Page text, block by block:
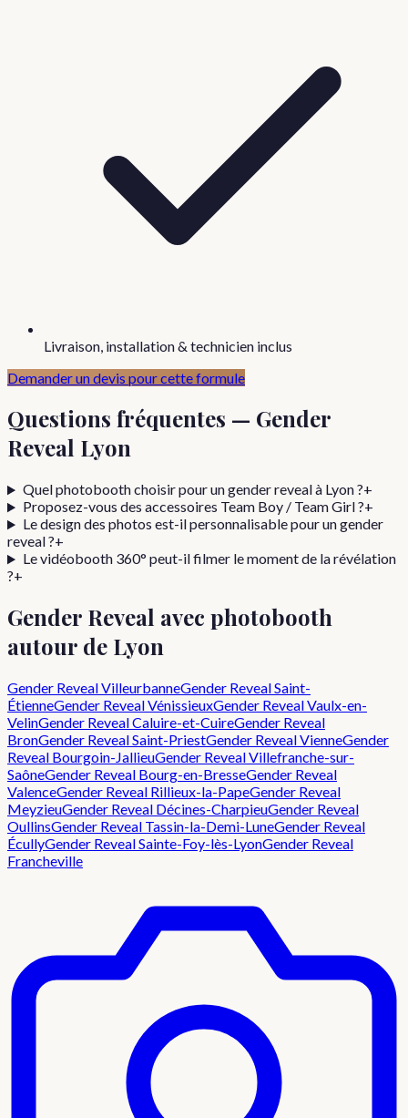
Livraison, installation & technicien inclus
Demander un devis pour cette formule
Questions fréquentes — Gender
Reveal Lyon
Quel photobooth choisir pour un gender reveal à Lyon ?+
Proposez-vous des accessoires Team Boy / Team Girl ?+
Le design des photos est-il personnalisable pour un gender
reveal ?+
Le vidéobooth 360° peut-il filmer le moment de la révélation
?+
Gender Reveal avec photobooth
autour de Lyon
Gender RevealVilleurbanneGender RevealSaint-
ÉtienneGender RevealVénissieuxGender RevealVaulx-en-
VelinGender RevealCaluire-et-CuireGender Reveal
BronGender RevealSaint-PriestGender RevealVienneGender
Reveal Bourgoin-JallieuGender RevealVillefranche-sur-
SaôneGender Reveal Bourg-en-BresseGender Reveal
ValenceGender Reveal Rillieux-la-PapeGender Reveal
MeyzieuGender Reveal Décines-CharpieuGender Reveal
OullinsGender Reveal Tassin-la-Demi-LuneGender Reveal
ÉcullyGender RevealSainte-Foy-lès-LyonGender Reveal
Francheville